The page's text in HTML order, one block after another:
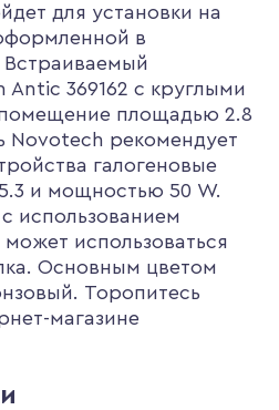
для установки на
в
Antic 369162 с круглыми
площадью 2.8
Novotech рекомендует
галогеновые
и мощностью 50 W.
использованием
использоваться
Основным цветом
Торопитесь
магазине